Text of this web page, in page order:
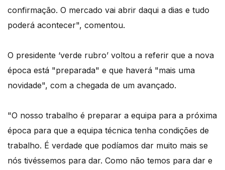
confirmação. O mercado vai abrir daqui a dias e tudo
poderá acontecer", comentou.
O presidente ‘verde rubro’ voltou a referir que a nova
época está "preparada" e que haverá "mais uma
novidade", com a chegada de um avançado.
"O nosso trabalho é preparar a equipa para a próxima
época para que a equipa técnica tenha condições de
trabalho. É verdade que podíamos dar muito mais se
nós tivéssemos para dar. Como não temos para dar e